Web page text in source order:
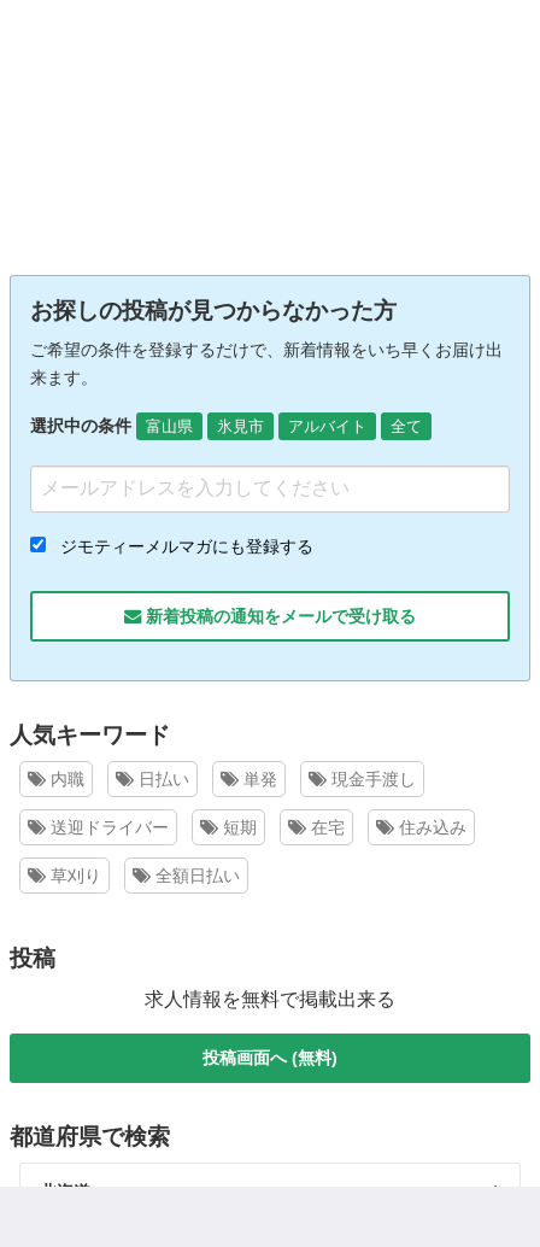
お探しの投稿が見つからなかった方
ご希望の条件を登録するだけで、新着情報をいち早くお届け出
来ます。
選択中の条件 富山県 氷見市 アルバイト 全て
ジモティーメルマガにも登録する
新着投稿の通知をメールで受け取る
人気キーワード
内職 日払い 単発 現金手渡し
送迎ドライバー 短期 在宅 住み込み
草刈り 全額日払い
投稿
求人情報を無料で掲載出来る
投稿画面へ (無料)
都道府県で検索
北海道